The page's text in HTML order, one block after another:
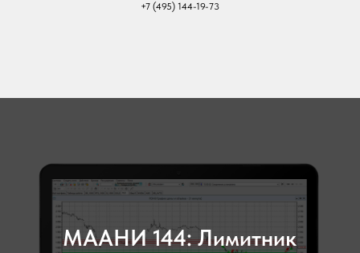
+7 (495) 144-19-73
МААНИ 144: Лимитник